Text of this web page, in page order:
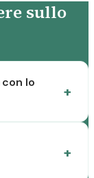
sullo
lo